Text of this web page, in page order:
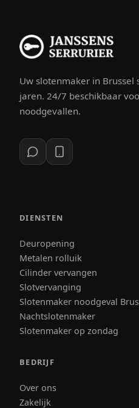
Uw slotenmaker in Brussel
jaren. 24/7 beschikbaar
noodgevallen.
DIENSTEN
Deuropening
Metalen rolluik
Cilinder vervangen
Slotvervanging
Slotenmaker noodgeval
Nachtslotenmaker
Slotenmaker op zondag
BEDRIJF
Over ons
Zakelijk